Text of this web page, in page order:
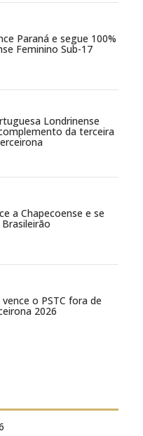
Paraná e segue 100%
Feminino Sub-17
Londrinense
da terceira
a Chapecoense e se
o PSTC fora de
2026